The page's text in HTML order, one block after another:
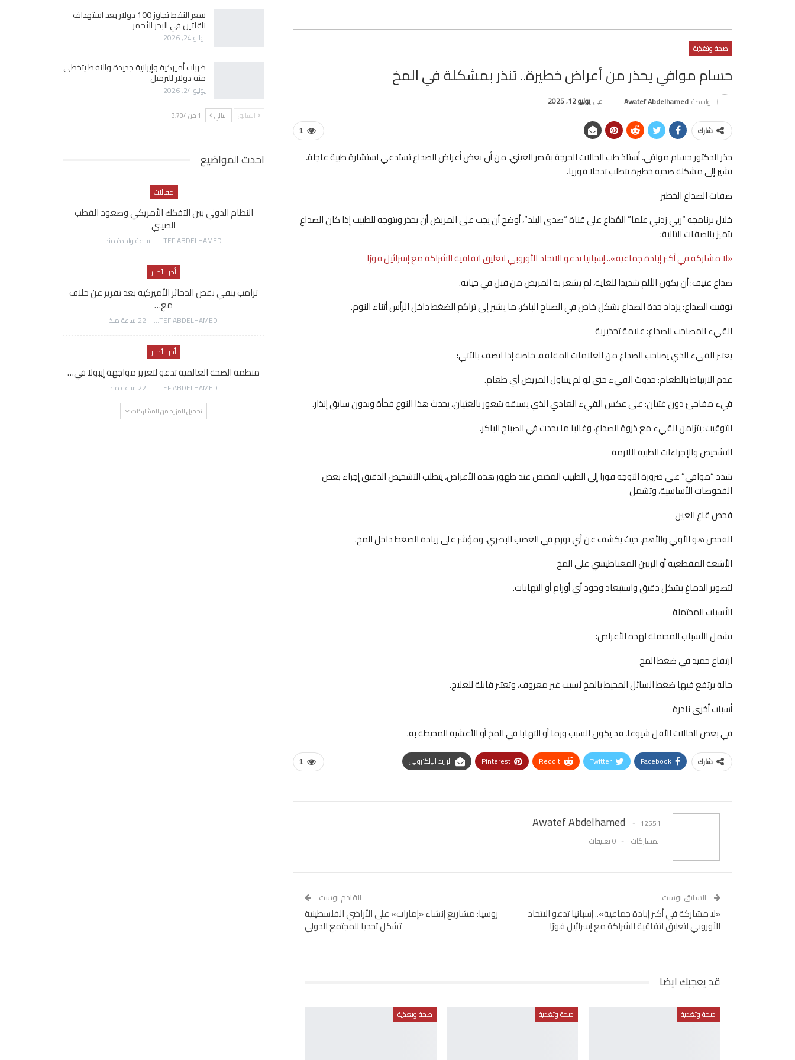
صحة وتغذية
حسام موافي يحذر من أعراض خطيرة.. تنذر بمشكلة في المخ
بواسطة Awatef Abdelhamed في يوليو 12, 2025
1 شارك
حذر الدكتور حسام موافي، أستاذ طب الحالات الحرجة بقصر العيني، من أن بعض أعراض الصداع تستدعي استشارة طبية عاجلة،
تشير إلى مشكلة صحية خطيرة تتطلب تدخلا فوريا.
صفات الصداع الخطير
خلال برنامجه “ربي زدني علما” المُذاع على قناة “صدى البلد”، أوضح أن يجب على المريض أن يحذر ويتوجه للطبيب إذا كان الصداع
يتميز بالصفات التالية:
«لا مشاركة في أكبر إبادة جماعية».. إسبانيا تدعو الاتحاد الأوروبي لتعليق اتفاقية الشراكة مع إسرائيل فورًا
صداع عنيف: أن يكون الألم شديدا للغاية، لم يشعر به المريض من قبل في حياته.
توقيت الصداع: يزداد حدة الصداع بشكل خاص في الصباح الباكر، ما يشير إلى تراكم الضغط داخل الرأس أثناء النوم.
القيء المصاحب للصداع: علامة تحذيرية
يعتبر القيء الذي يصاحب الصداع من العلامات المقلقة، خاصة إذا اتصف بالآتي:
عدم الارتباط بالطعام: حدوث القيء حتى لو لم يتناول المريض أي طعام.
قيء مفاجئ دون غثيان: على عكس القيء العادي الذي يسبقه شعور بالغثيان، يحدث هذا النوع فجأة وبدون سابق إنذار.
التوقيت: يتزامن القيء مع ذروة الصداع، وغالبا ما يحدث في الصباح الباكر.
التشخيص والإجراءات الطبية اللازمة
شدد “موافي” على ضرورة التوجه فورا إلى الطبيب المختص عند ظهور هذه الأعراض، يتطلب التشخيص الدقيق إجراء بعض
الفحوصات الأساسية، وتشمل
فحص قاع العين
الفحص هو الأولي والأهم، حيث يكشف عن أي تورم في العصب البصري، ومؤشر على زيادة الضغط داخل المخ.
الأشعة المقطعية أو الرنين المغناطيسي على المخ
لتصوير الدماغ بشكل دقيق واستبعاد وجود أي أورام أو التهابات.
الأسباب المحتملة
تشمل الأسباب المحتملة لهذه الأعراض:
ارتفاع حميد في ضغط المخ
حالة يرتفع فيها ضغط السائل المحيط بالمخ لسبب غير معروف، وتعتبر قابلة للعلاج.
أسباب أخرى نادرة
في بعض الحالات الأقل شيوعا، قد يكون السبب ورما أو التهابا في المخ أو الأغشية المحيطة به.
1 شارك Facebook
Twitter
ReddIt
Pinterest البريد الإلكتروني
Awatef Abdelhamed
12551
المشاركات
0 تعليقات
السابق بوست
«لا مشاركة في أكبر إبادة جماعية».. إسبانيا تدعو الاتحاد
الأوروبي لتعليق اتفاقية الشراكة مع إسرائيل فورًا
القادم بوست
روسيا: مشاريع إنشاء «إمارات» على الأراضي الفلسطينية
تشكل تحديا للمجتمع الدولي
قد يعجبك ايضا
صحة وتغذية صحة وتغذية صحة وتغذية
سعر النفط تجاوز 100 دولار بعد استهداف
ناقلتين في البحر الأحمر
يوليو 24, 2026
ضربات أميركية وإيرانية جديدة والنفط يتخطى
مئة دولار للبرميل
يوليو 24, 2026
السابق التالي 1 من 3٬704
احدث المواضيع
مقالات
النظام الدولي بين التفكك الأمريكي وصعود القطب
الصيني
AWATEF ABDELHAMED ساعة واحدة منذ
أخر الأخبار
ترامب ينفي نقص الذخائر الأميركية بعد تقرير عن خلاف
مع…
AWATEF ABDELHAMED 22 ساعة منذ
أخر الأخبار
منظمة الصحة العالمية تدعو لتعزيز مواجهة إيبولا في…
AWATEF ABDELHAMED 22 ساعة منذ
تحميل المزيد من المشاركات